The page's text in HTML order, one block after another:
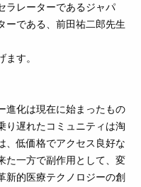
ラレーターであるジャパ
ーである、前田祐二郎先生
ます。
化は現在に始まったもの
り遅れたコミュニティは淘
、低価格でアクセス良好な
た一方で副作用として、変
新的医療テクノロジーの創